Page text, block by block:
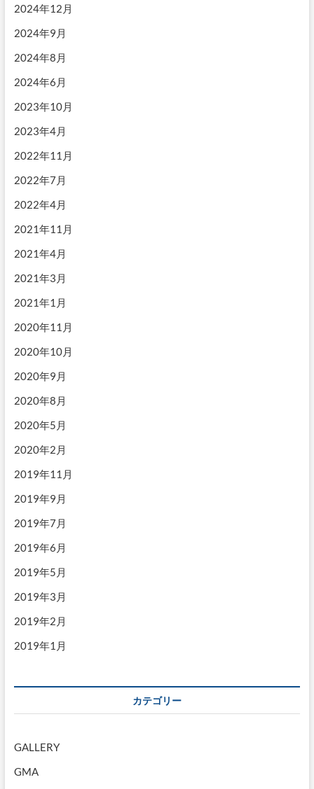
2024年12月
2024年9月
2024年8月
2024年6月
2023年10月
2023年4月
2022年11月
2022年7月
2022年4月
2021年11月
2021年4月
2021年3月
2021年1月
2020年11月
2020年10月
2020年9月
2020年8月
2020年5月
2020年2月
2019年11月
2019年9月
2019年7月
2019年6月
2019年5月
2019年3月
2019年2月
2019年1月
カテゴリー
GALLERY
GMA